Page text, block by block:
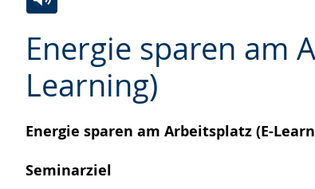
Energie sparen am
Learning)
Energie sparen am Arbeitsplatz (E-
Seminarziel
Leichten
Sprache
wechseln.
Audio-
Unterstützung.
Video
in
Deutscher
wird
angezeigt.